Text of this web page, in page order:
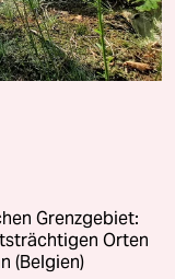
Grenzgebiet:
Orten
(Belgien)